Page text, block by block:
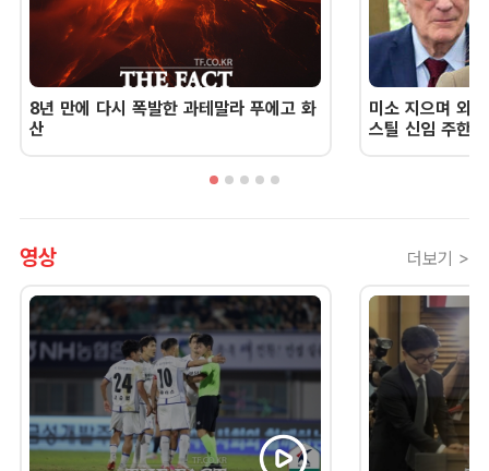
8년 만에 다시 폭발한 과테말라 푸에고 화
산
미소 지으며 외
스틸 신임 주한
영상 더보기 >